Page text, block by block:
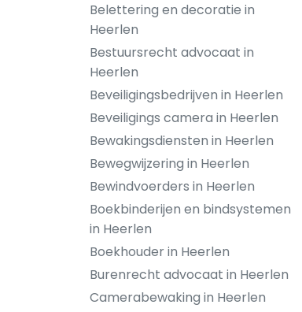
Belettering en decoratie in
Heerlen
Bestuursrecht advocaat in
Heerlen
Beveiligingsbedrijven in Heerlen
Beveiligings camera in Heerlen
Bewakingsdiensten in Heerlen
Bewegwijzering in Heerlen
Bewindvoerders in Heerlen
Boekbinderijen en bindsystemen
in Heerlen
Boekhouder in Heerlen
Burenrecht advocaat in Heerlen
Camerabewaking in Heerlen